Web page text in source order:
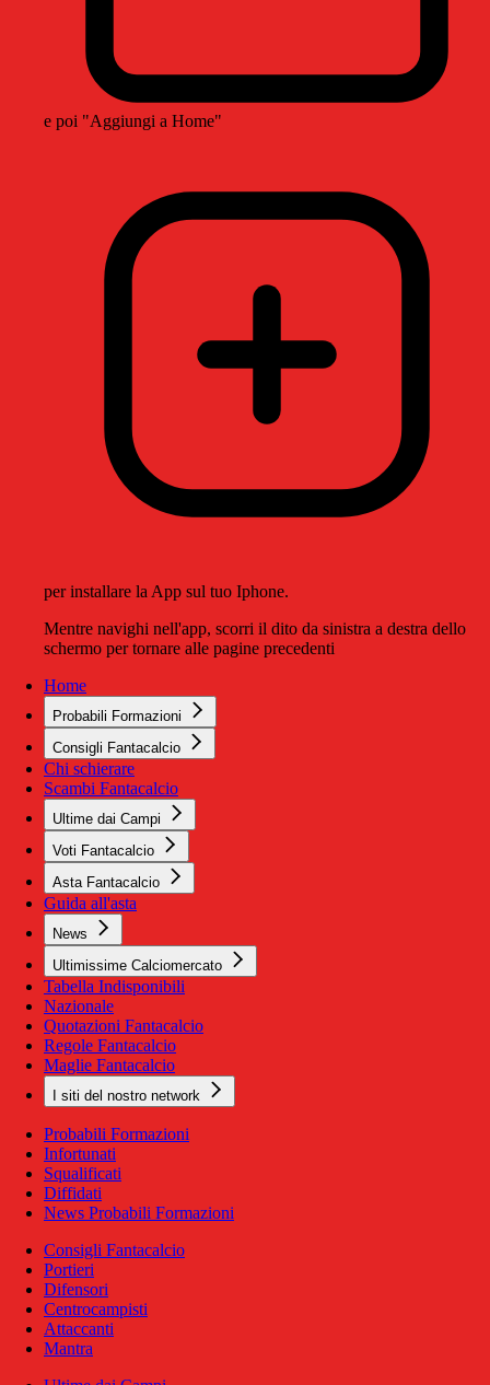
e poi "Aggiungi a Home"
per installare la App sul tuo Iphone.
Mentre navighi nell'app, scorri il dito da sinistra a destra dello
schermo per tornare alle pagine precedenti
Home
Probabili Formazioni
Consigli Fantacalcio
Chi schierare
Scambi Fantacalcio
Ultime dai Campi
Voti Fantacalcio
Asta Fantacalcio
Guida all'asta
News
Ultimissime Calciomercato
Tabella Indisponibili
Nazionale
Quotazioni Fantacalcio
Regole Fantacalcio
Maglie Fantacalcio
I siti del nostro network
Probabili Formazioni
Infortunati
Squalificati
Diffidati
News Probabili Formazioni
Consigli Fantacalcio
Portieri
Difensori
Centrocampisti
Attaccanti
Mantra